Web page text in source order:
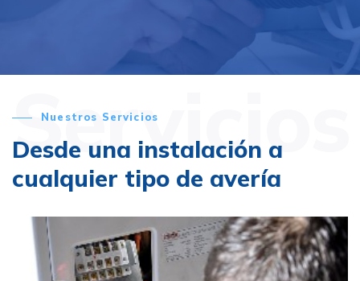
Servicios
Nuestros Servicios
Desde una instalación a
cualquier tipo de avería